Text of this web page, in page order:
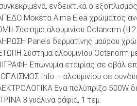
ενδεικτικά ο
Μοκέτα Alma Elea χρώματος
Σύστημα αλουμινίου Octanorm
Panels δερματίνης μαύρου
Σύστημα αλουμινίου Octanorm
Επωνυμία εταιρίας σε οβάλ
Info – αλουμινίου σε
Ενα πολύπριζο 500W
3 γυάλινα ράφια, 1 τεμ.